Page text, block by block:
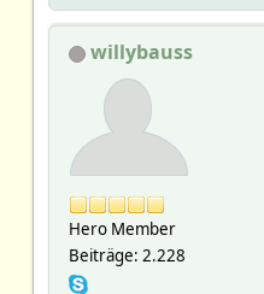
willybauss
Hero Member
Beiträge: 2.228